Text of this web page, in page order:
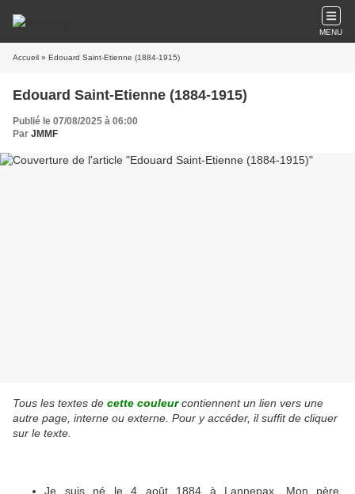
MENU
Accueil » Edouard Saint-Etienne (1884-1915)
Edouard Saint-Etienne (1884-1915)
Publié le 07/08/2025 à 06:00
Par JMMF
Tous les textes de cette couleurcontiennent un lien vers une
autre page, interne ou externe. Pour y accéder, il suffit de cliquer
sur le texte.
Je suis né le 4 août 1884 à Lannepax. Mon père,